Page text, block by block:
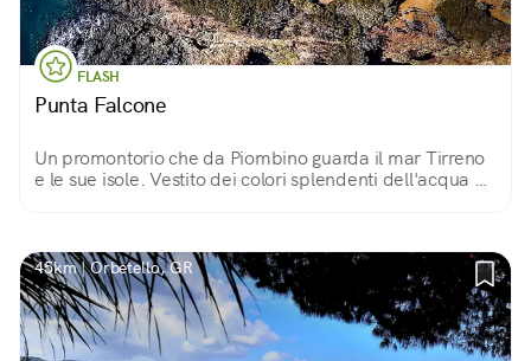
FLASH
Punta Falcone
Un promontorio che da Piombino guarda il mar Tirreno
e le sue isole. Vestito dei colori splendenti dell'acqua e
45km | Orbetello, GR